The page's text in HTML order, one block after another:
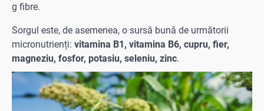
g fibre.
Sorgul este, de asemenea, o sursă bună de următorii
micronutrienți: vitamina B1, vitamina B6, cupru, fier,
magneziu, fosfor, potasiu, seleniu, zinc.